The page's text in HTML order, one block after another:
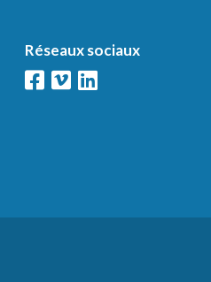
Réseaux sociaux